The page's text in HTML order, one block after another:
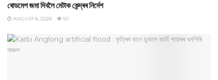
ৰোডমেপ জমা দিবলৈ মেটাক কেন্দ্ৰৰ নিৰ্দেশ
AUGUST 8, 2026 50